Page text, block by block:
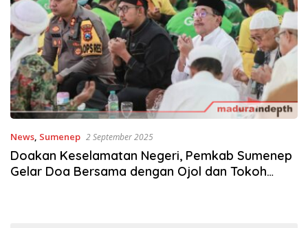
News, Sumenep 2 September 2025
Doakan Keselamatan Negeri, Pemkab Sumenep
Gelar Doa Bersama dengan Ojol dan Tokoh